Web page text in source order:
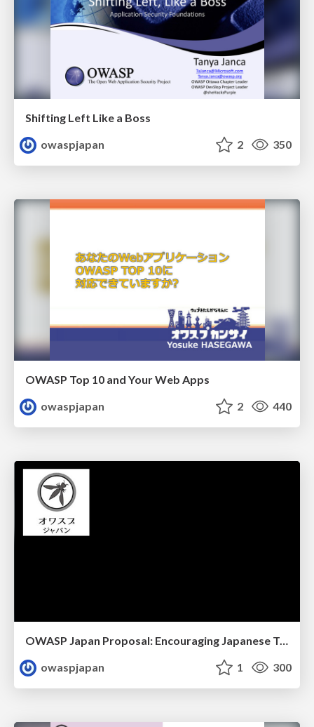
Shifting Left Like a Boss
owaspjapan
2 350
OWASP Top 10 and Your Web Apps
owaspjapan
2 440
OWASP Japan Proposal: Encouraging Japanese Translation
owaspjapan
1 300